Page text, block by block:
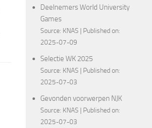
Deelnemers World University
Games
Source: KNAS
Published on:
2025-07-09
Selectie WK 2025
Source: KNAS
Published on:
2025-07-03
Gevonden voorwerpen NJK
Source: KNAS
Published on:
2025-07-03